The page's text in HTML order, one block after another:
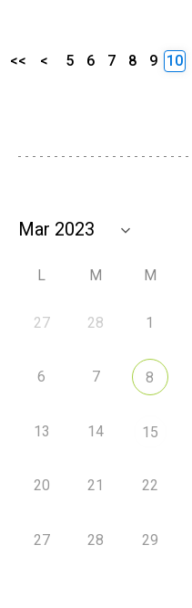
<< < 5 6 7 8 9 10
L M M
27 28 1
6 7 8
13 14 15
20 21 22
27 28 29